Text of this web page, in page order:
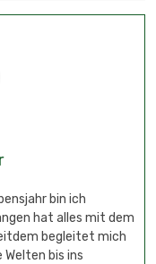
bin ich
hat alles mit dem
begleitet mich
bis ins